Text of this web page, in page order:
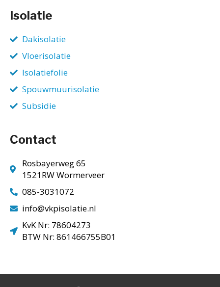
Isolatie
Dakisolatie
Vloerisolatie
Isolatiefolie
Spouwmuurisolatie
Subsidie
Contact
Rosbayerweg 65
1521RW Wormerveer
085-3031072
info@vkpisolatie.nl
KvK Nr: 78604273
BTW Nr: 861466755B01